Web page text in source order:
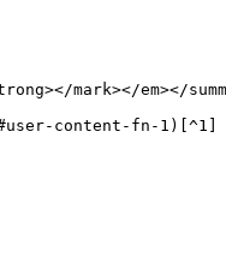
mark></em></
content-fn-1)[^1]